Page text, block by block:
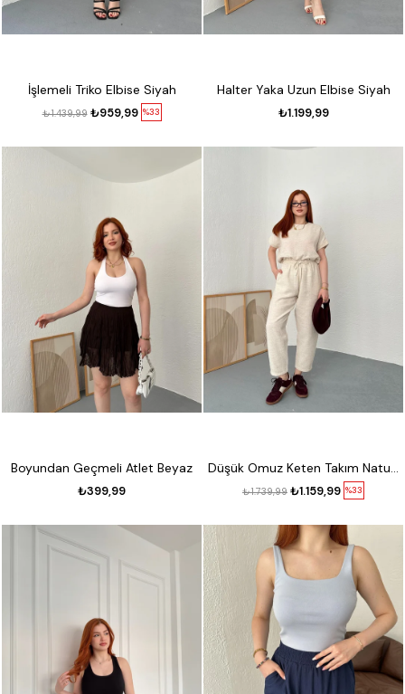
İşlemeli Triko Elbise Siyah
%33
₺959,99
₺1.439,99
Halter Yaka Uzun Elbise Siyah
₺1.199,99
Boyundan Geçmeli Atlet Beyaz
₺399,99
Düşük Omuz Keten Takım Naturel
%33
₺1.159,99
₺1.739,99